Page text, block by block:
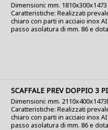
Dimensioni: mm. 1810x300x1473
Caratteristiche: Realizzati
chiaro con parti in acciaio inox
passo asolatura di mm. 86 e
SCAFFALE PREV DOPPIO 3
Dimensioni: mm.
Caratteristiche: Realizzati
chiaro con parti in acciaio inox
passo asolatura di mm. 86 e